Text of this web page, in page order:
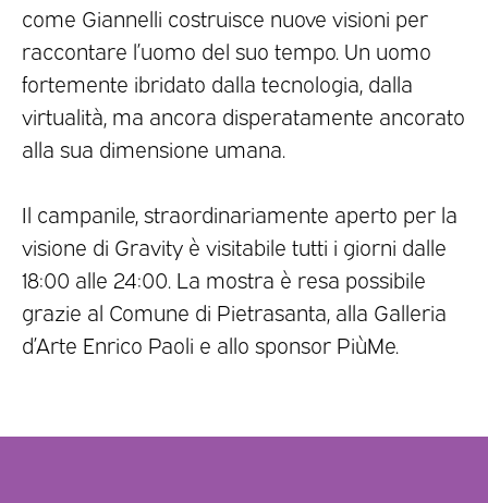
come Giannelli costruisce nuove visioni per
raccontare l’uomo del suo tempo. Un uomo
fortemente ibridato dalla tecnologia, dalla
virtualità, ma ancora disperatamente ancorato
alla sua dimensione umana.
Il campanile, straordinariamente aperto per la
visione di Gravity è visitabile tutti i giorni dalle
18:00 alle 24:00. La mostra è resa possibile
grazie al Comune di Pietrasanta, alla Galleria
d’Arte Enrico Paoli e allo sponsor PiùMe.